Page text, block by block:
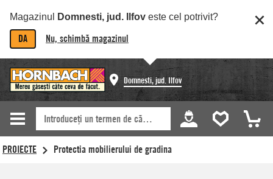
Magazinul Domnesti, jud. Ilfov este cel potrivit?
DA Nu, schimbă magazinul
Domnesti, jud. Ilfov